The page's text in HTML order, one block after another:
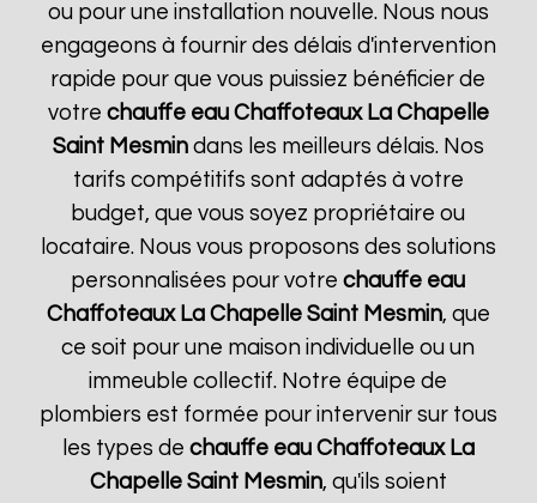
ou pour une installation nouvelle. Nous nous
engageons à fournir des délais d'intervention
rapide pour que vous puissiez bénéficier de
votre chauffe eau Chaffoteaux La Chapelle
Saint Mesmindans les meilleurs délais. Nos
tarifs compétitifs sont adaptés à votre
budget, que vous soyez propriétaire ou
locataire. Nous vous proposons des solutions
personnalisées pour votrechauffe eau
Chaffoteaux La Chapelle Saint Mesmin, que
ce soit pour une maison individuelle ou un
immeuble collectif. Notre équipe de
plombiers est formée pour intervenir sur tous
les types de chauffe eau Chaffoteaux La
Chapelle Saint Mesmin, qu'ils soient